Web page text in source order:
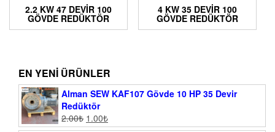
2.2 KW 47 DEVIR 100
GÖVDE REDÜKTÖR
4 KW 35 DEVIR 100
GÖVDE REDÜKTÖR
EN YENI ÜRÜNLER
Alman SEW KAF107 Gövde 10 HP 35 Devir
Redüktör
2.00₺ 1.00₺